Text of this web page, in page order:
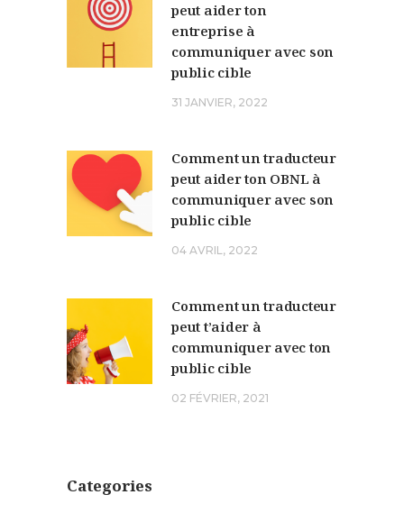
peut aider ton
entreprise à
communiquer avec son
public cible
31 JANVIER, 2022
Comment un traducteur
peut aider ton OBNL à
communiquer avec son
public cible
04 AVRIL, 2022
Comment un traducteur
peut t’aider à
communiquer avec ton
public cible
02 FÉVRIER, 2021
Categories